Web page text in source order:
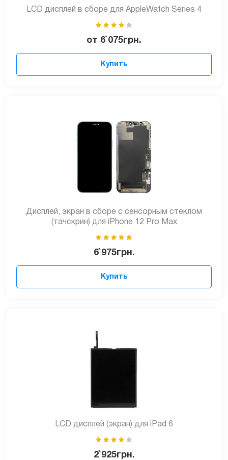
LCD дисплей в сборе для AppleWatch Series 4
от 6`075грн.
Купить
Дисплей, экран в сборе с сенсорным стеклом
(тачскрин) для iPhone 12 Pro Max
6`975грн.
Купить
LCD дисплей (экран) для iPad 6
2`925грн.